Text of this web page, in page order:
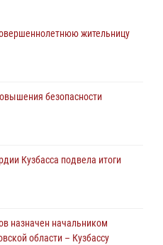
дебошира, устроившего
драки, причинившего побои
общественного порядка на
проникновения на
жительницу
безопасности
Кузбасса подвела итоги
назначен начальником
области – Кузбассу